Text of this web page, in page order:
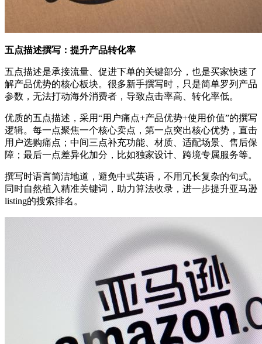
五点描述撰写：提升产品转化率
五点描述是承接流量、促进下单的关键部分，也是买家快速了
解产品优势的核心板块。很多新手撰写时，只是简单罗列产品
参数，无法打动海外消费者，导致点击率高、转化率低。
优质的五点描述，采用“用户痛点+产品优势+使用价值”的撰写
逻辑。每一点聚焦一个核心卖点，第一点突出核心优势，直击
用户选购痛点；中间三点补充功能、材质、适配场景、售后保
障；最后一点差异化加分，比如独家设计、跨境专属服务等。
撰写时语言简洁地道，避免中式英语，不用冗长复杂的句式。
同时自然植入精准关键词，助力算法收录，进一步提升亚马逊
listing的搜索排名。